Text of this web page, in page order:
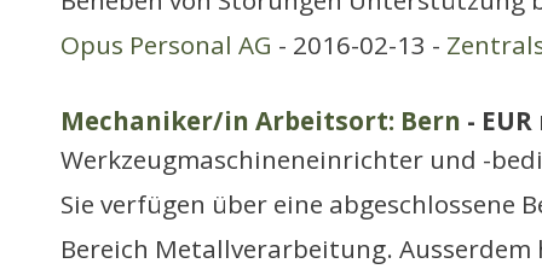
Opus Personal AG - 2016-02-13 -
Mechaniker/in Arbeitsort: Bern -
Werkzeugmaschineneinrichter und -
Sie verfügen über eine abgeschlossene
Bereich Metallverarbeitung. Ausserdem